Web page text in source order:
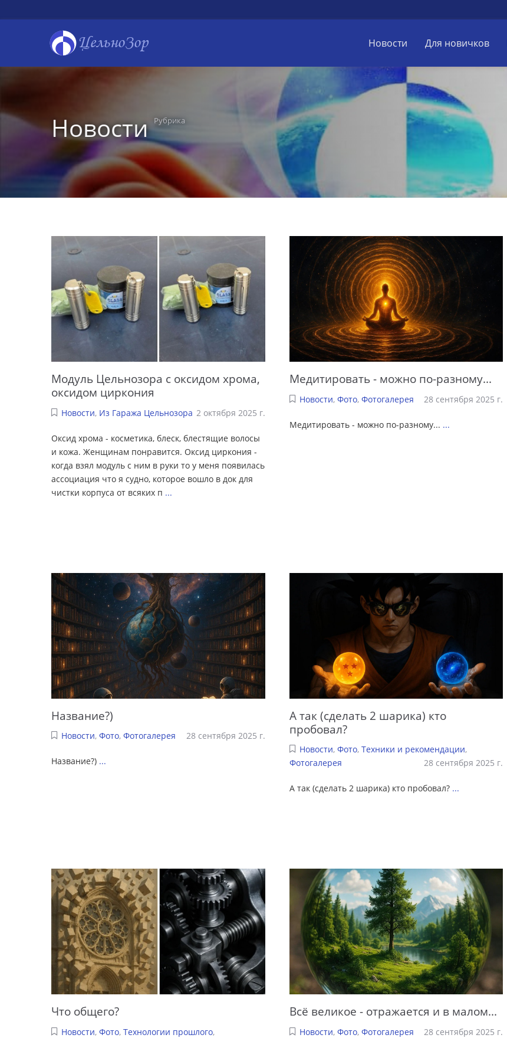
ЦельноЗор Новости Для новичков
НовостиРубрика
Модуль Цельнозора с оксидом хрома,
оксидом циркония
Новости, Из Гаража Цельнозора 2 октября 2025 г.
Оксид хрома - косметика, блеск, блестящие волосы
и кожа. Женщинам понравится. Оксид циркония -
когда взял модуль с ним в руки то у меня появилась
ассоциация что я судно, которое вошло в док для
чистки корпуса от всяких п ...
Медитировать - можно по-разному...
Новости, Фото, Фотогалерея 28 сентября 2025 г.
Медитировать - можно по-разному... ...
Название?)
Новости, Фото, Фотогалерея 28 сентября 2025 г.
Название?) ...
А так (сделать 2 шарика) кто
пробовал?
Новости, Фото, Техники и рекомендации,
Фотогалерея
28 сентября 2025 г.
А так (сделать 2 шарика) кто пробовал? ...
Что общего?
Новости, Фото, Технологии прошлого,
Всё великое - отражается и в малом...
Новости, Фото, Фотогалерея 28 сентября 2025 г.